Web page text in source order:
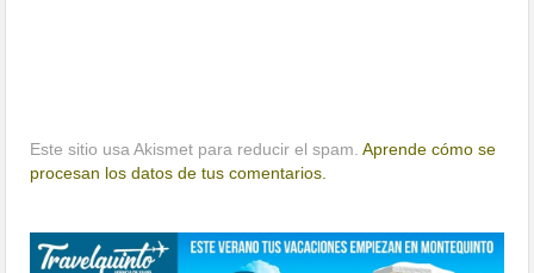
Este sitio usa Akismet para reducir el spam.Aprende cómo se
procesan los datos de tus comentarios.